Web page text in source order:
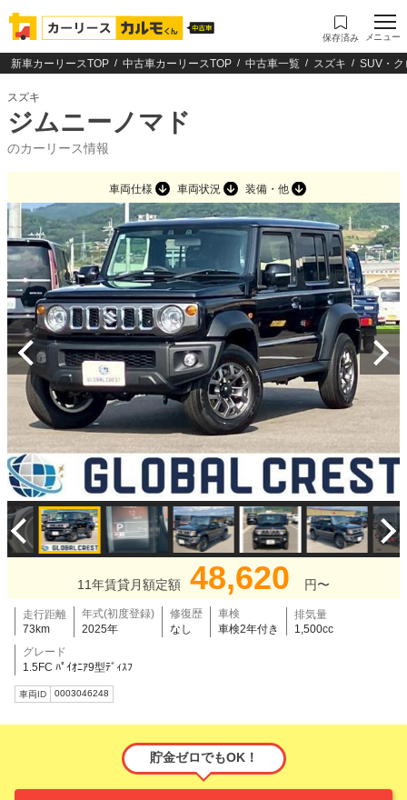
保存済み メニュー
新車カーリースTOP 中古車カーリースTOP 中古車一覧 スズキ SUV・ク
スズキ
ジムニーノマド
のカーリース情報
車両仕様 車両状況 装備・他
11年賃貸月額定額 48,620 円〜
走行距離
73km
年式(初度登録)
2025年
修復歴
なし
車検
車検2年付き
排気量
1,500cc
グレード
1.5FC ﾊﾟｲｵﾆｱ9型ﾃﾞｨｽﾌ
車両ID 0003046248
貯金ゼロでもOK！